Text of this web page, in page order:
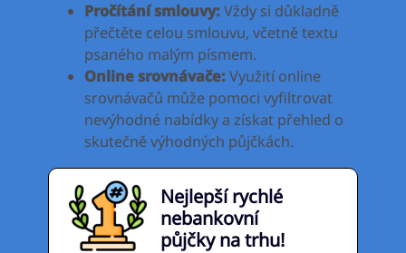
Pročítání smlouvy:Vždy si důkladně
přečtěte celou smlouvu, včetně textu
psaného malým písmem.
Online srovnávače:Využití online
srovnávačů může pomoci vyfiltrovat
nevýhodné nabídky a získat přehled o
skutečně výhodných půjčkách.
Nejlepší rychlé
nebankovní
půjčky na trhu!